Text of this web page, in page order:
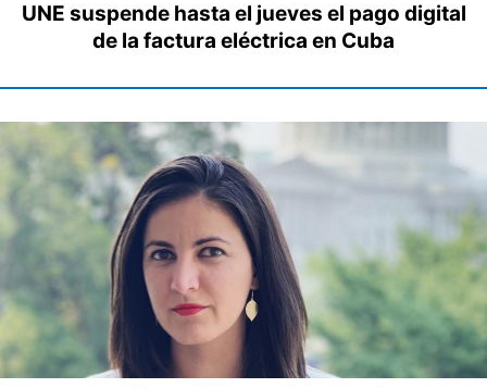
UNE suspende hasta el jueves el pago digital
de la factura eléctrica en Cuba